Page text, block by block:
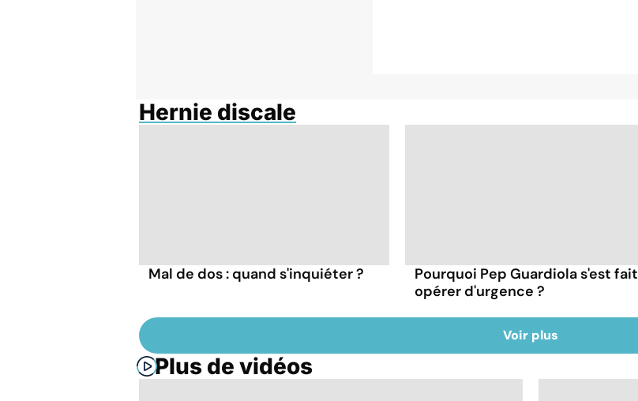
Hernie discale
Mal de dos : quand s'inquiéter ?
Pourquoi Pep Guardiola s'est fait
opérer d'urgence ?
Voir plus
Plus de vidéos